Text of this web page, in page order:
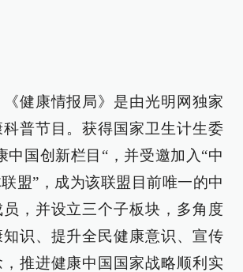
《健康情报局》是由光明网独家
普节目。获得国家卫生计生委
中国创新栏目“，并受邀加入“中
盟”，成为该联盟目前唯一的中
，并设立三个子板块，多角度
识、提升全民健康意识、宣传
推进健康中国国家战略顺利实